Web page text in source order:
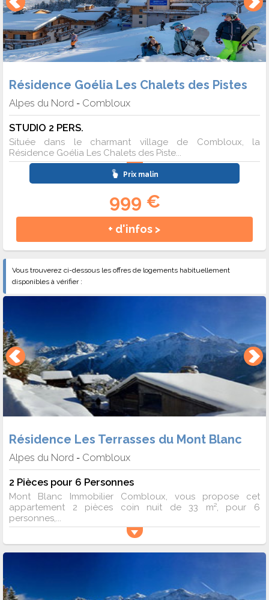
Résidence Goélia Les Chalets des Pistes
Alpes du Nord - Combloux
STUDIO 2 PERS.
Située dans le charmant village de Combloux, la
Résidence Goélia Les Chalets des Piste...
Prix malin
999 €
+ d'infos >
Vous trouverez ci-dessous les offres de logements habituellement
disponibles à vérifier :
Résidence Les Terrasses du Mont Blanc
Alpes du Nord - Combloux
2 Pièces pour 6 Personnes
Mont Blanc Immobilier Combloux, vous propose cet
appartement 2 pièces coin nuit de 33 m², pour 6
personnes,...